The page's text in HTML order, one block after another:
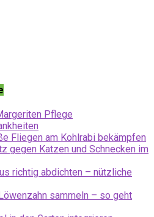
Pflege
Fliegen am Kohlrabi bekämpfen
gegen Katzen und Schnecken im
richtig abdichten – nützliche
Löwenzahn sammeln – so geht